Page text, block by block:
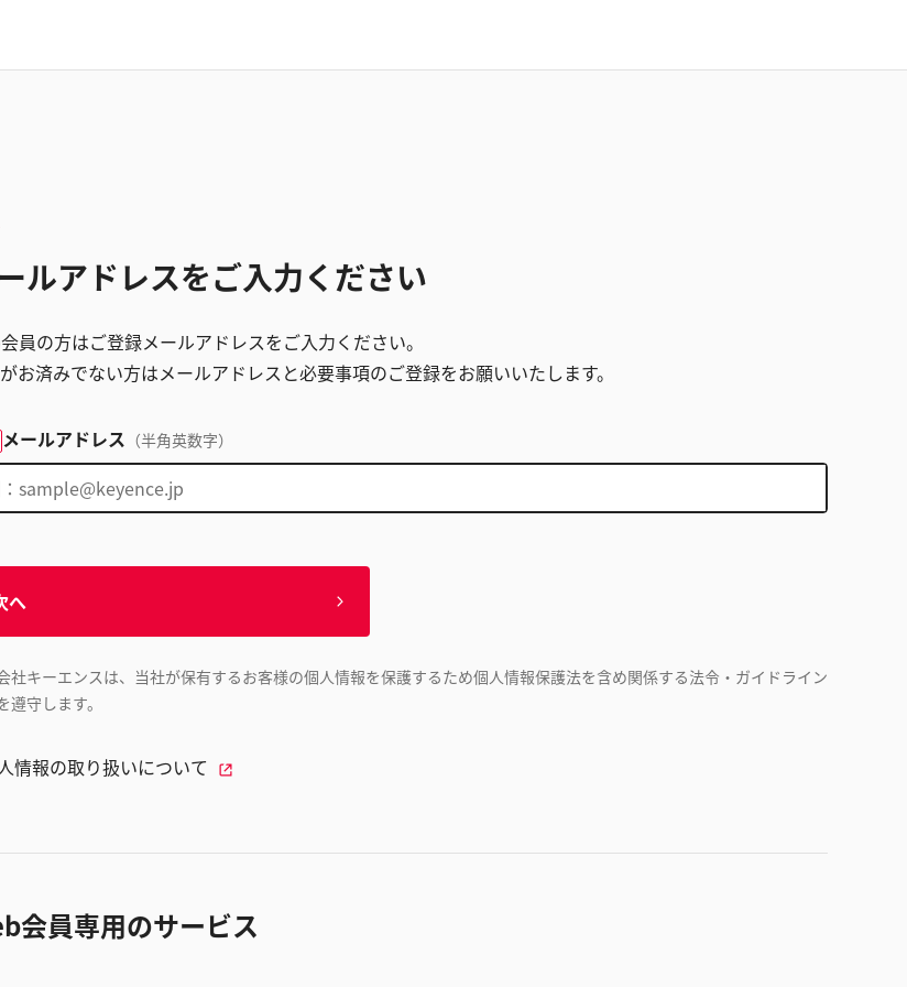
ルアドレスをご入力ください
員の方はご登録メールアドレスをご入力ください。
お済みでない方はメールアドレスと必要事項のご登録をお願いいたします。
メールアドレス （半角英数字）
へ
社キーエンスは、当社が保有するお客様の個人情報を保護するため個人情報保護法を含め関係する法令・ガイドライン
遵守します。
情報の取り扱いについて
会員専用のサービス